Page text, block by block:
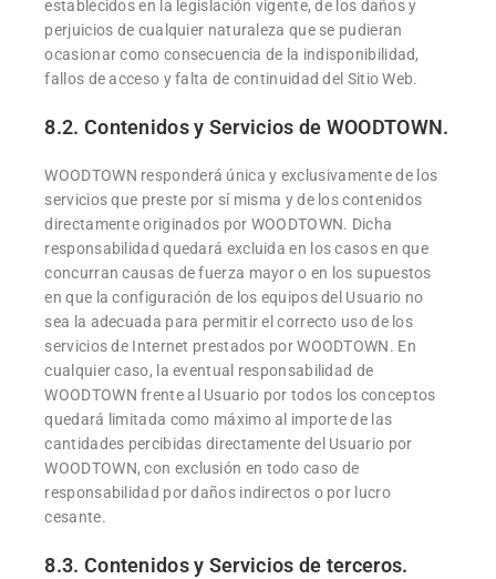
establecidos en la legislación vigente, de los daños y
perjuicios de cualquier naturaleza que se pudieran
ocasionar como consecuencia de la indisponibilidad,
fallos de acceso y falta de continuidad del Sitio Web.
8.2. Contenidos y Servicios de WOODTOWN.
WOODTOWN responderá única y exclusivamente de los
servicios que preste por sí misma y de los contenidos
directamente originados por WOODTOWN. Dicha
responsabilidad quedará excluida en los casos en que
concurran causas de fuerza mayor o en los supuestos
en que la configuración de los equipos del Usuario no
sea la adecuada para permitir el correcto uso de los
servicios de Internet prestados por WOODTOWN. En
cualquier caso, la eventual responsabilidad de
WOODTOWN frente al Usuario por todos los conceptos
quedará limitada como máximo al importe de las
cantidades percibidas directamente del Usuario por
WOODTOWN, con exclusión en todo caso de
responsabilidad por daños indirectos o por lucro
cesante.
8.3. Contenidos y Servicios de terceros.